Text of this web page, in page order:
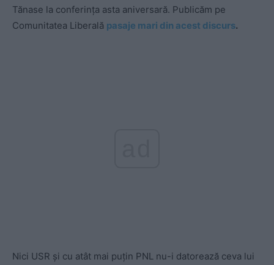
Tănase la conferința asta aniversară. Publicăm pe
Comunitatea Liberală pasaje mari din acest discurs.
Nici USR și cu atât mai puțin PNL nu-i datorează ceva lui